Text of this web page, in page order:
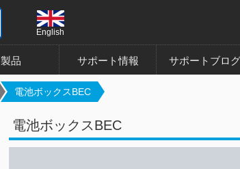
English
製品 サポート情報 サポートブログ
電池ボックスBEC
電池ボックスBEC